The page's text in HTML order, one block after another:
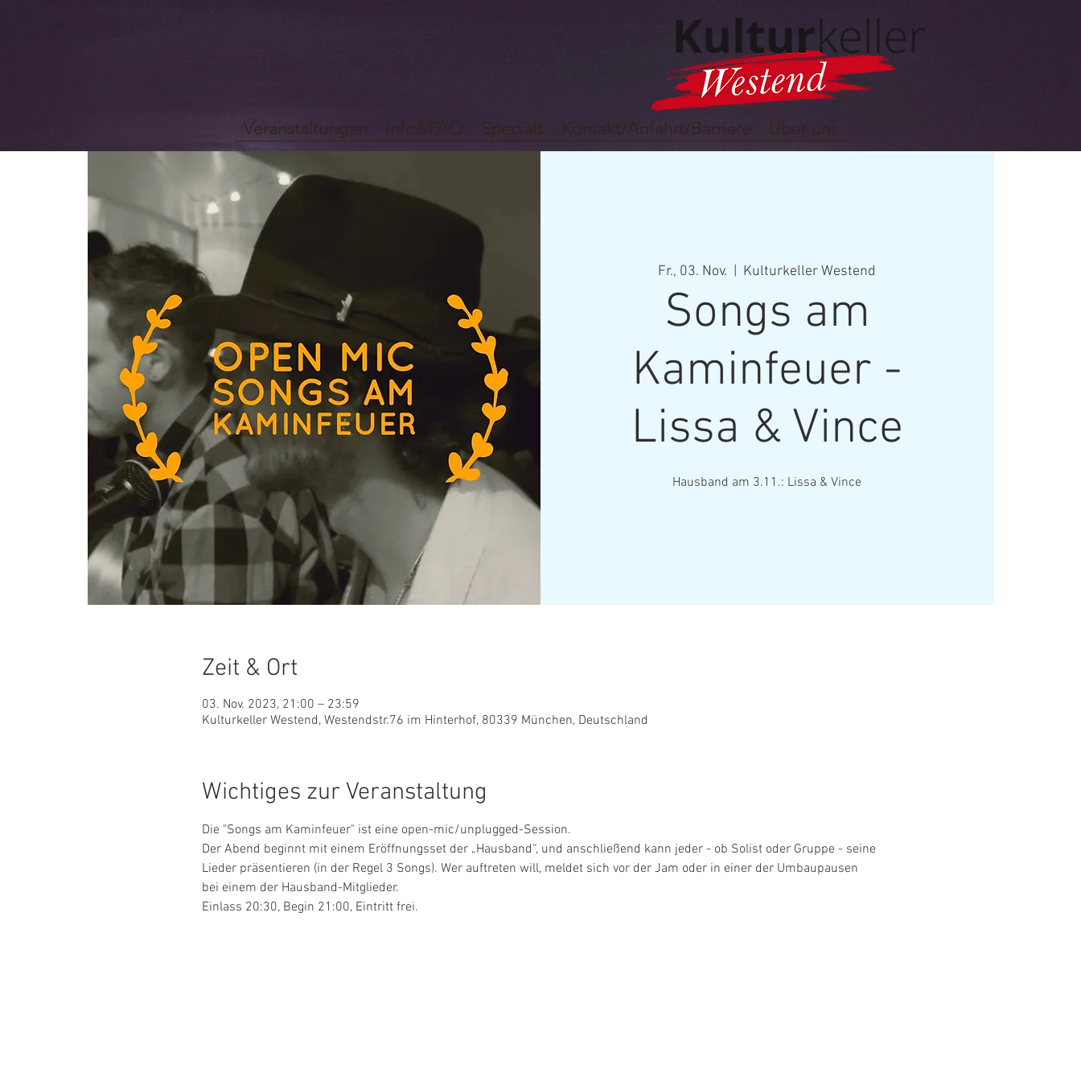
Veranstaltungen Info&FAQ Specials Kontakt/Anfahrt/Barriere Über uns
Fr., 03. Nov.
  |
Kulturkeller Westend
Songs am
Kaminfeuer -
Lissa & Vince
Hausband am 3.11.: Lissa & Vince
Zeit & Ort
03. Nov. 2023, 21:00 – 23:59
Kulturkeller Westend, Westendstr.76 im Hinterhof, 80339 München, Deutschland
Wichtiges zur Veranstaltung
Die "Songs am Kaminfeuer" ist eine open-mic/unplugged-Session.
Der Abend beginnt mit einem Eröffnungsset der „Hausband“, und anschließend kann jeder - ob Solist oder Gruppe - seine
Lieder präsentieren (in der Regel 3 Songs). Wer auftreten will, meldet sich vor der Jam oder in einer der Umbaupausen
bei einem der Hausband-Mitglieder.
Einlass 20:30, Begin 21:00, Eintritt frei.